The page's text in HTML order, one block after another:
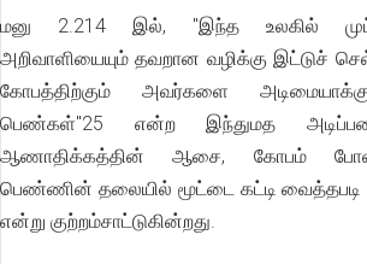
மனு 2.214 இல், ''இந்த உலகில்
அறிவாளியையும் தவறான வழிக்கு இட்டுச்
கோபத்திற்கும் அவர்களை
பெண்கள்"25 என்ற இந்துமத
ஆணாதிக்கத்தின் ஆசை, கோபம்
பெண்ணின் தலையில் மூட்டை கட்டி
என்று குற்றம்சாட்டுகின்றது.